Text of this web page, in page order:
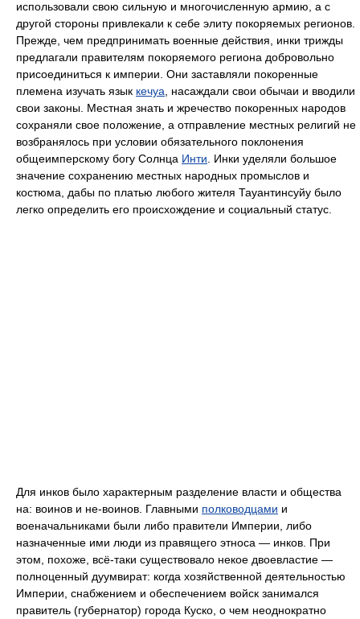
использовали свою сильную и многочисленную армию, а с
другой стороны привлекали к себе элиту покоряемых регионов.
Прежде, чем предпринимать военные действия, инки трижды
предлагали правителям покоряемого региона добровольно
присоединиться к империи. Они заставляли покоренные
племена изучать язык кечуа , насаждали свои обычаи и вводили
свои законы. Местная знать и жречество покоренных народов
сохраняли свое положение, а отправление местных религий не
возбранялось при условии обязательного поклонения
общеимперскому богу Солнца Инти . Инки уделяли большое
значение сохранению местных народных промыслов и
костюма, дабы по платью любого жителя Тауантинсуйу было
легко определить его происхождение и социальный статус.
Для инков было характерным разделение власти и общества
на: воинов и не-воинов. Главными полководцами и
военачальниками были либо правители Империи, либо
назначенные ими люди из правящего этноса — инков. При
этом, похоже, всё-таки существовало некое двоевластие —
полноценный дуумвират: когда хозяйственной деятельностью
Империи, снабжением и обеспечением войск занимался
правитель (губернатор) города Куско, о чем неоднократно